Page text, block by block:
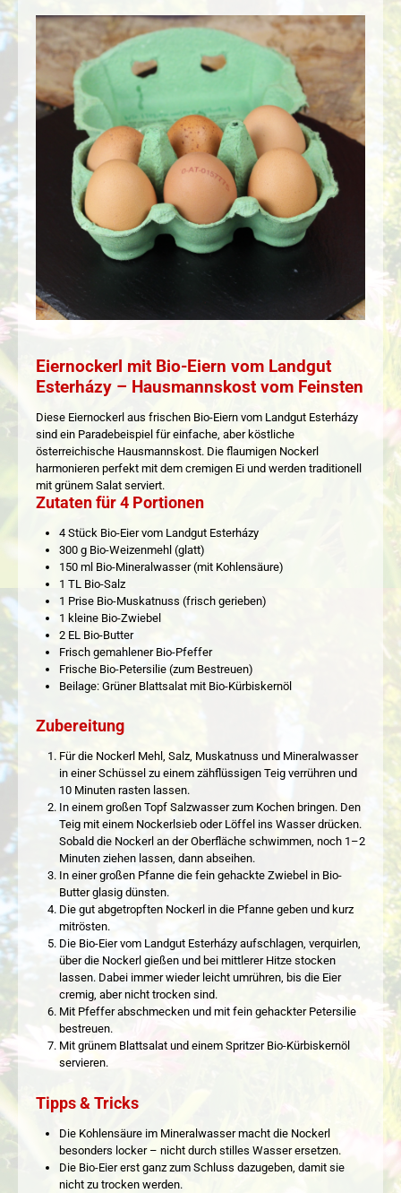
Eiernockerl mit Bio-Eiern vom Landgut
Esterházy – Hausmannskost vom Feinsten
Diese Eiernockerl aus frischen Bio-Eiern vom Landgut Esterházy
sind ein Paradebeispiel für einfache, aber köstliche
österreichische Hausmannskost. Die flaumigen Nockerl
harmonieren perfekt mit dem cremigen Ei und werden traditionell
mit grünem Salat serviert.
Zutaten für 4 Portionen
4 Stück Bio-Eier vom Landgut Esterházy
300 g Bio-Weizenmehl (glatt)
150 ml Bio-Mineralwasser (mit Kohlensäure)
1 TL Bio-Salz
1 Prise Bio-Muskatnuss (frisch gerieben)
1 kleine Bio-Zwiebel
2 EL Bio-Butter
Frisch gemahlener Bio-Pfeffer
Frische Bio-Petersilie (zum Bestreuen)
Beilage: Grüner Blattsalat mit Bio-Kürbiskernöl
Zubereitung
Für die Nockerl Mehl, Salz, Muskatnuss und Mineralwasser
in einer Schüssel zu einem zähflüssigen Teig verrühren und
10 Minuten rasten lassen.
In einem großen Topf Salzwasser zum Kochen bringen. Den
Teig mit einem Nockerlsieb oder Löffel ins Wasser drücken.
Sobald die Nockerl an der Oberfläche schwimmen, noch 1–2
Minuten ziehen lassen, dann abseihen.
In einer großen Pfanne die fein gehackte Zwiebel in Bio-
Butter glasig dünsten.
Die gut abgetropften Nockerl in die Pfanne geben und kurz
mitrösten.
Die Bio-Eier vom Landgut Esterházy aufschlagen, verquirlen,
über die Nockerl gießen und bei mittlerer Hitze stocken
lassen. Dabei immer wieder leicht umrühren, bis die Eier
cremig, aber nicht trocken sind.
Mit Pfeffer abschmecken und mit fein gehackter Petersilie
bestreuen.
Mit grünem Blattsalat und einem Spritzer Bio-Kürbiskernöl
servieren.
Tipps & Tricks
Die Kohlensäure im Mineralwasser macht die Nockerl
besonders locker – nicht durch stilles Wasser ersetzen.
Die Bio-Eier erst ganz zum Schluss dazugeben, damit sie
nicht zu trocken werden.